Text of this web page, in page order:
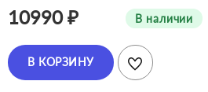
10990 ₽ В наличии
В КОРЗИНУ